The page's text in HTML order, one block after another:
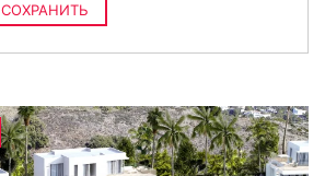
СОХРАНИТЬ